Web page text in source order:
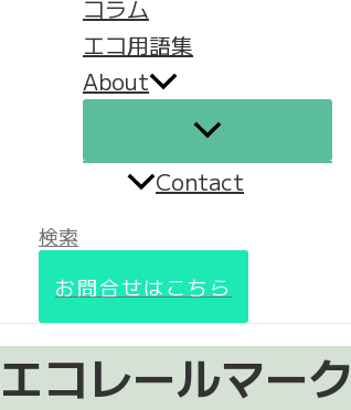
コラム
エコ用語集
About
Contact
検索
お問合せはこちら
エコレールマーク